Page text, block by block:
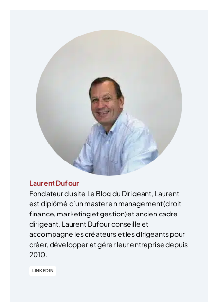
Laurent Dufour
Fondateur du site Le Blog du Dirigeant, Laurent
est diplômé d’un master en management (droit,
finance, marketing et gestion) et ancien cadre
dirigeant, Laurent Dufour conseille et
accompagne les créateurs et les dirigeants pour
créer, développer et gérer leur entreprise depuis
2010.
LINKEDIN